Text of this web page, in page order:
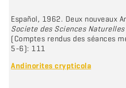
Español, 1962. Deux nouveaux
Societe des Sciences
(Comptes rendus des séances
5-6): 111
Andinorites crypticola